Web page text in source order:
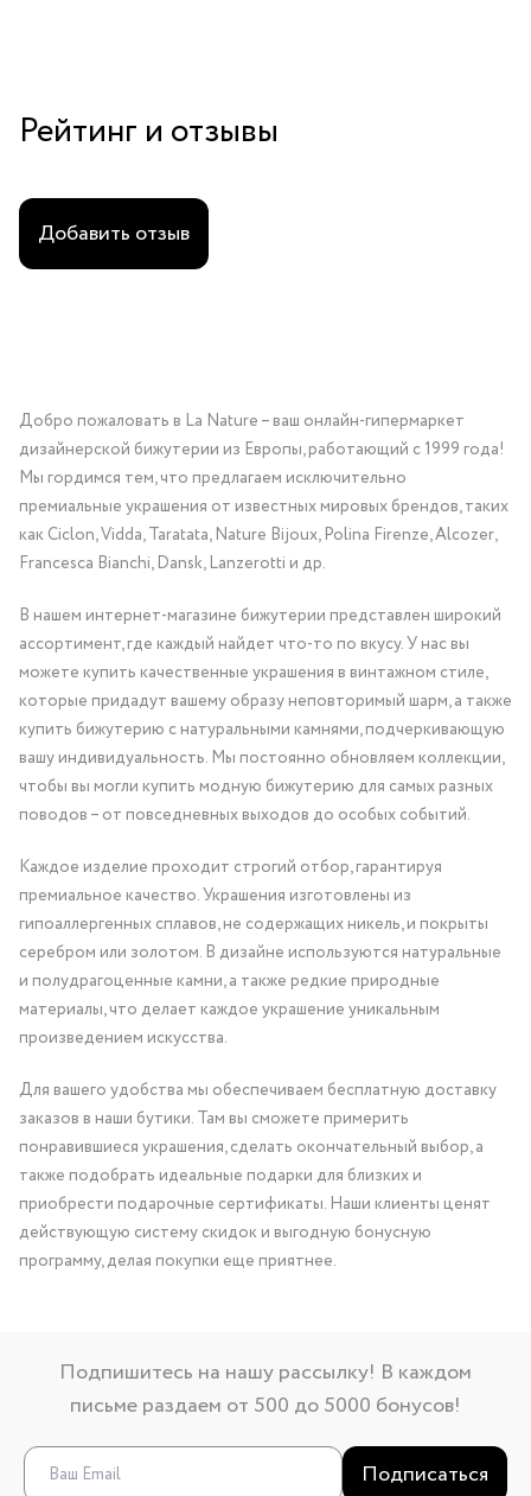
Рейтинг и отзывы
Добавить отзыв
Добро пожаловать в La Nature – ваш онлайн-гипермаркет
дизайнерской бижутерии из Европы, работающий с 1999 года!
Мы гордимся тем, что предлагаем исключительно
премиальные украшения от известных мировых брендов, таких
как Ciclon, Vidda, Taratata, Nature Bijoux, Polina Firenze, Alcozer,
Francesca Bianchi, Dansk, Lanzerotti и др.
В нашем интернет-магазине бижутерии представлен широкий
ассортимент, где каждый найдет что-то по вкусу. У нас вы
можете купить качественные украшения в винтажном стиле,
которые придадут вашему образу неповторимый шарм, а также
купить бижутерию с натуральными камнями, подчеркивающую
вашу индивидуальность. Мы постоянно обновляем коллекции,
чтобы вы могли купить модную бижутерию для самых разных
поводов – от повседневных выходов до особых событий.
Каждое изделие проходит строгий отбор, гарантируя
премиальное качество. Украшения изготовлены из
гипоаллергенных сплавов, не содержащих никель, и покрыты
серебром или золотом. В дизайне используются натуральные
и полудрагоценные камни, а также редкие природные
материалы, что делает каждое украшение уникальным
произведением искусства.
Для вашего удобства мы обеспечиваем бесплатную доставку
заказов в наши бутики. Там вы сможете примерить
понравившиеся украшения, сделать окончательный выбор, а
также подобрать идеальные подарки для близких и
приобрести подарочные сертификаты. Наши клиенты ценят
действующую систему скидок и выгодную бонусную
программу, делая покупки еще приятнее.
Подпишитесь на нашу рассылку! В каждом
письме раздаем от 500 до 5000 бонусов!
Подписаться